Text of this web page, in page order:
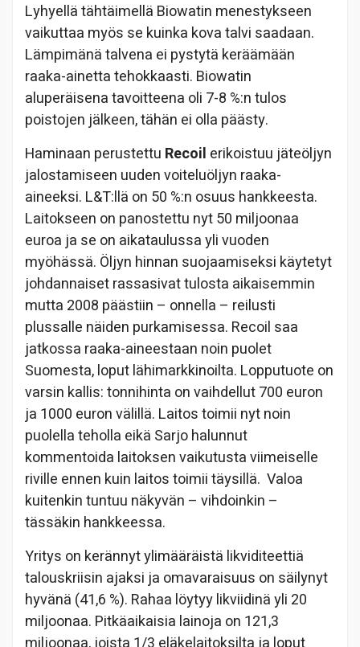
Lyhyellä tähtäimellä Biowatin menestykseen
vaikuttaa myös se kuinka kova talvi saadaan.
Lämpimänä talvena ei pystytä keräämään
raaka-ainetta tehokkaasti. Biowatin
aluperäisena tavoitteena oli 7-8 %:n tulos
poistojen jälkeen, tähän ei olla päästy.
Haminaan perustettu Recoil erikoistuu jäteöljyn
jalostamiseen uuden voiteluöljyn raaka-
aineeksi. L&T:llä on 50 %:n osuus hankkeesta.
Laitokseen on panostettu nyt 50 miljoonaa
euroa ja se on aikataulussa yli vuoden
myöhässä. Öljyn hinnan suojaamiseksi käytetyt
johdannaiset rassasivat tulosta aikaisemmin
mutta 2008 päästiin – onnella – reilusti
plussalle näiden purkamisessa. Recoil saa
jatkossa raaka-aineestaan noin puolet
Suomesta, loput lähimarkkinoilta. Lopputuote on
varsin kallis: tonnihinta on vaihdellut 700 euron
ja 1000 euron välillä. Laitos toimii nyt noin
puolella teholla eikä Sarjo halunnut
kommentoida laitoksen vaikutusta viimeiselle
riville ennen kuin laitos toimii täysillä. Valoa
kuitenkin tuntuu näkyvän – vihdoinkin –
tässäkin hankkeessa.
Yritys on kerännyt ylimääräistä likviditeettiä
talouskriisin ajaksi ja omavaraisuus on säilynyt
hyvänä (41,6 %). Rahaa löytyy likviidinä yli 20
miljoonaa. Pitkäaikaisia lainoja on 121,3